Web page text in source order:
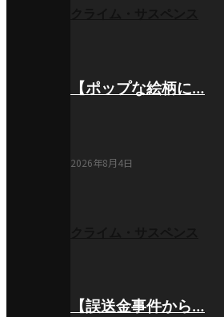
【ポップな絵柄に…
2026年8月4日
【誤送金事件から…